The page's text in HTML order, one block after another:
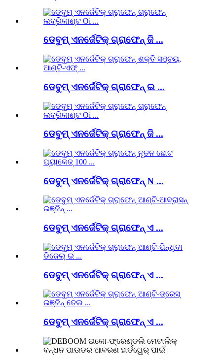
ଡେବୁମ୍ ଏନର୍ଜେଟିକ୍ ଗ୍ରାଫେନ୍ ଜି ...
ଡେବୁମ୍ ଏନର୍ଜେଟିକ୍ ଗ୍ରାଫେନ୍ ଇ ...
ଡେବୁମ୍ ଏନର୍ଜେଟିକ୍ ଗ୍ରାଫେନ୍ ଜି ...
ଡେବୁମ୍ ଏନର୍ଜେଟିକ୍ ଗ୍ରାଫେନ୍ N ...
ଡେବୁମ୍ ଏନର୍ଜେଟିକ୍ ଗ୍ରାଫେନ୍ ଏ ...
ଡେବୁମ୍ ଏନର୍ଜେଟିକ୍ ଗ୍ରାଫେନ୍ ଏ ...
ଡେବୁମ୍ ଏନର୍ଜେଟିକ୍ ଗ୍ରାଫେନ୍ ଏ ...